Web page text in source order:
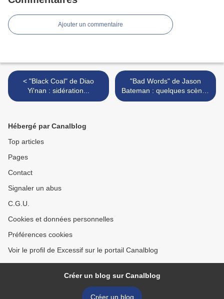
Ajouter un commentaire
< "Black Coal" de Diao
Yi'nan : sidération...
"Bad Words" de Jason
Bateman : quelques scènes
joliment offensantes... >
Hébergé par Canalblog
Top articles
Pages
Contact
Signaler un abus
C.G.U.
Cookies et données personnelles
Préférences cookies
Voir le profil de Excessif sur le portail Canalblog
Créer un blog sur Canalblog
Créer un blog